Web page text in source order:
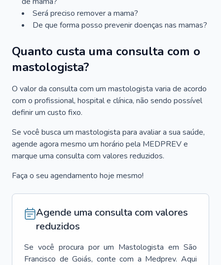
Será preciso remover a mama?
De que forma posso prevenir doenças nas mamas?
Quanto custa uma consulta com o
mastologista?
O valor da consulta com um mastologista varia de acordo
com o profissional, hospital e clínica, não sendo possível
definir um custo fixo.
Se você busca um mastologista para avaliar a sua saúde,
agende agora mesmo um horário pela MEDPREV e
marque uma consulta com valores reduzidos.
Faça o seu agendamento hoje mesmo!
Agende uma consulta com valores
reduzidos
Se você procura por um Mastologista em São
Francisco de Goiás, conte com a Medprev. Aqui